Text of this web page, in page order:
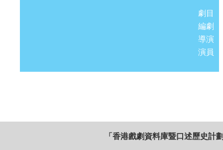
劇目
編劇
導演
演員
「香港戲劇資料庫暨口述歷史計